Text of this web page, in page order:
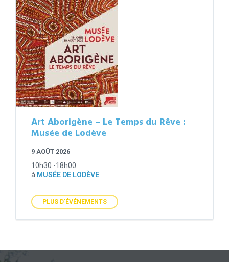
Art Aborigène – Le Temps du Rêve :
Musée de Lodève
9 AOÛT 2026
10h30 -18h00
à MUSÉE DE LODÈVE
PLUS D'ÉVÉNEMENTS